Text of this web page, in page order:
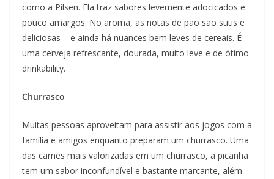
como a Pilsen. Ela traz sabores levemente adocicados e
pouco amargos. No aroma, as notas de pão são sutis e
deliciosas – e ainda há nuances bem leves de cereais. É
uma cerveja refrescante, dourada, muito leve e de ótimo
drinkability.
Churrasco
Muitas pessoas aproveitam para assistir aos jogos com a
família e amigos enquanto preparam um churrasco. Uma
das carnes mais valorizadas em um churrasco, a picanha
tem um sabor inconfundível e bastante marcante, além